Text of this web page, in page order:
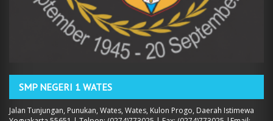
SMP NEGERI 1 WATES
Jalan Tunjungan, Punukan, Wates, Wates, Kulon Progo, Daerah Istimewa